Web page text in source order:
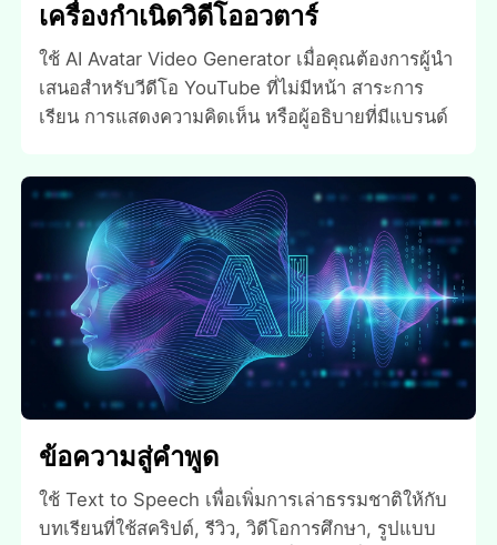
เครื่องกําเนิดวิดีโออวตาร์
ใช้ AI Avatar Video Generator เมื่อคุณต้องการผู้นํา
เสนอสําหรับวีดีโอ YouTube ที่ไม่มีหน้า สาระการ
เรียน การแสดงความคิดเห็น หรือผู้อธิบายที่มีแบรนด์
ข้อความสู่คําพูด
ใช้ Text to Speech เพื่อเพิ่มการเล่าธรรมชาติให้กับ
บทเรียนที่ใช้สคริปต์, รีวิว, วิดีโอการศึกษา, รูปแบบ